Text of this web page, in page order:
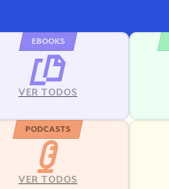
EBOOKS
VER TODOS
PODCASTS
VER TODOS